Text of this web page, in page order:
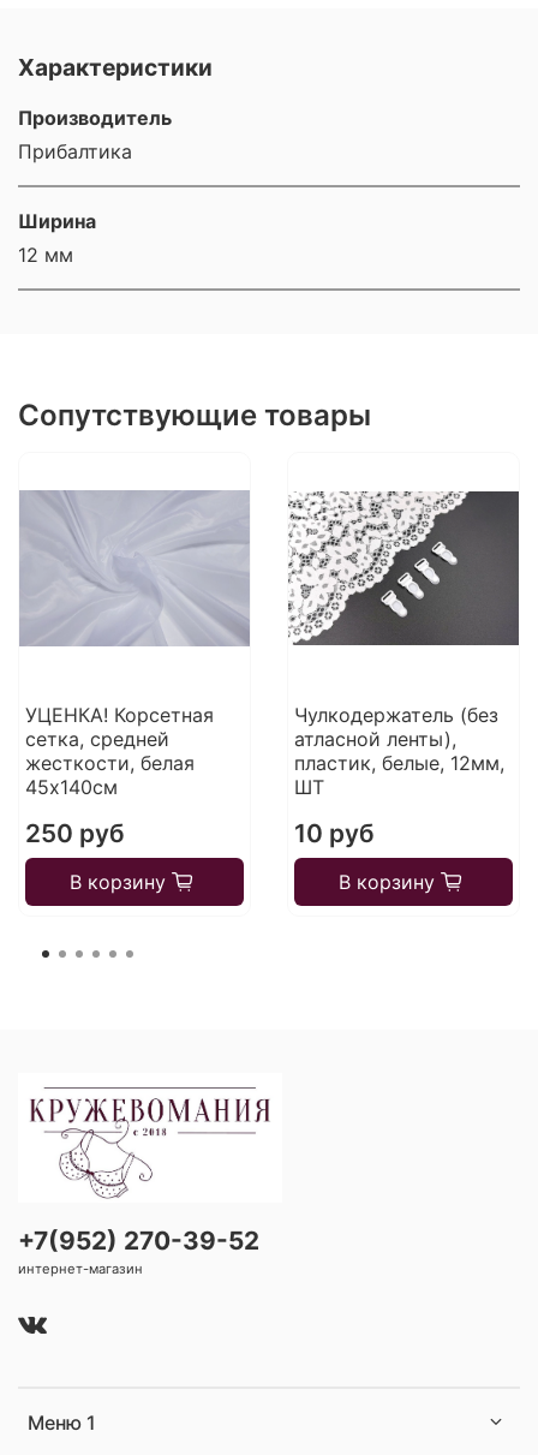
Характеристики
Производитель
Прибалтика
Ширина
12 мм
Сопутствующие товары
УЦЕНКА! Корсетная
сетка, средней
жесткости, белая
45х140см
250 руб
В корзину
Чулкодержатель (без
атласной ленты),
пластик, белые, 12мм,
ШТ
10 руб
В корзину
Меню 1
+7(952) 270-39-52
интернет-магазин